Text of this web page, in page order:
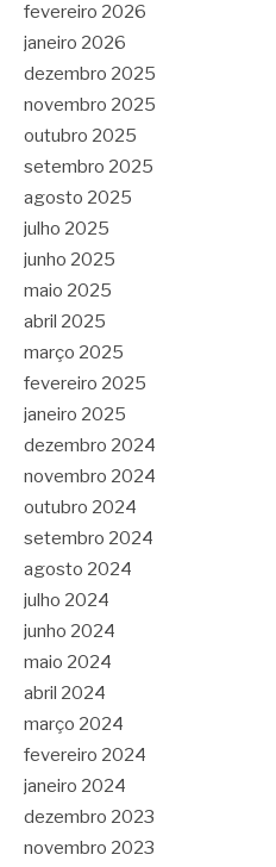
fevereiro 2026
janeiro 2026
dezembro 2025
novembro 2025
outubro 2025
setembro 2025
agosto 2025
julho 2025
junho 2025
maio 2025
abril 2025
março 2025
fevereiro 2025
janeiro 2025
dezembro 2024
novembro 2024
outubro 2024
setembro 2024
agosto 2024
julho 2024
junho 2024
maio 2024
abril 2024
março 2024
fevereiro 2024
janeiro 2024
dezembro 2023
novembro 2023